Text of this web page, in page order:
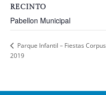
RECINTO
Pabellon Municipal
Parque Infantil – Fiestas Corpus
2019